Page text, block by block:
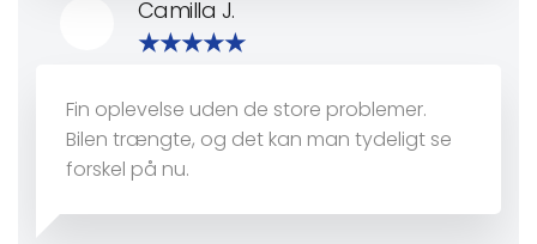
Camilla J.
Fin oplevelse uden de store problemer.
Bilen trængte, og det kan man tydeligt se
forskel på nu.